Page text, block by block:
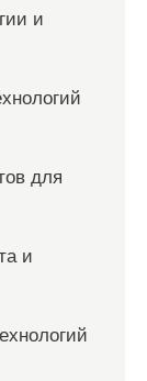
и
для
и